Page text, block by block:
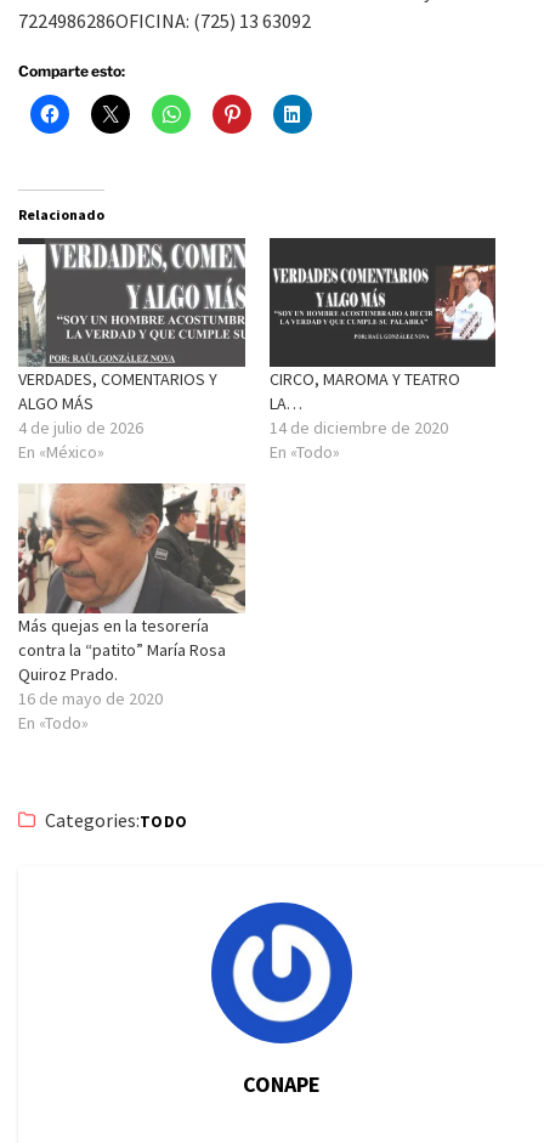
7224986286OFICINA: (725) 13 63092
Comparte esto:
Relacionado
VERDADES, COMENTARIOS Y
ALGO MÁS
4 de julio de 2026
En «México»
CIRCO, MAROMA Y TEATRO
LA…
14 de diciembre de 2020
En «Todo»
Más quejas en la tesorería
contra la “patito” María Rosa
Quiroz Prado.
16 de mayo de 2020
En «Todo»
Categories:TODO
CONAPE